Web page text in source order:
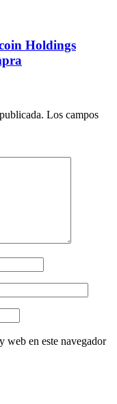
Holdings
Los campos
web en este navegador